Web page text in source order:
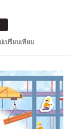
เปรียบเทียบ